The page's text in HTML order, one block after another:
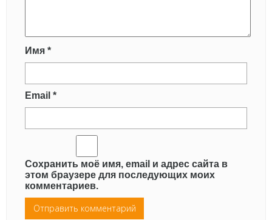
Имя *
Email *
Сохранить моё имя, email и адрес сайта в
этом браузере для последующих моих
комментариев.